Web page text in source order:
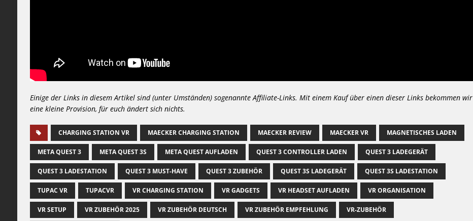
Einige der Links in diesem Artikel sind (unter Umständen) sogenannte Affiliate-Links. Mit einem Kauf über einen dieser Links bekommen wir
eine kleine Provision, für euch ändert sich nichts.
CHARGING STATION VR MAECKER CHARGING STATION MAECKER REVIEW MAECKER VR MAGNETISCHES LADEN
META QUEST 3 META QUEST 3S META QUEST AUFLADEN QUEST 3 CONTROLLER LADEN QUEST 3 LADEGERÄT
QUEST 3 LADESTATION QUEST 3 MUST-HAVE QUEST 3 ZUBEHÖR QUEST 3S LADEGERÄT QUEST 3S LADESTATION
TUPAC VR TUPACVR VR CHARGING STATION VR GADGETS VR HEADSET AUFLADEN VR ORGANISATION
VR SETUP VR ZUBEHÖR 2025 VR ZUBEHÖR DEUTSCH VR ZUBEHÖR EMPFEHLUNG VR-ZUBEHÖR